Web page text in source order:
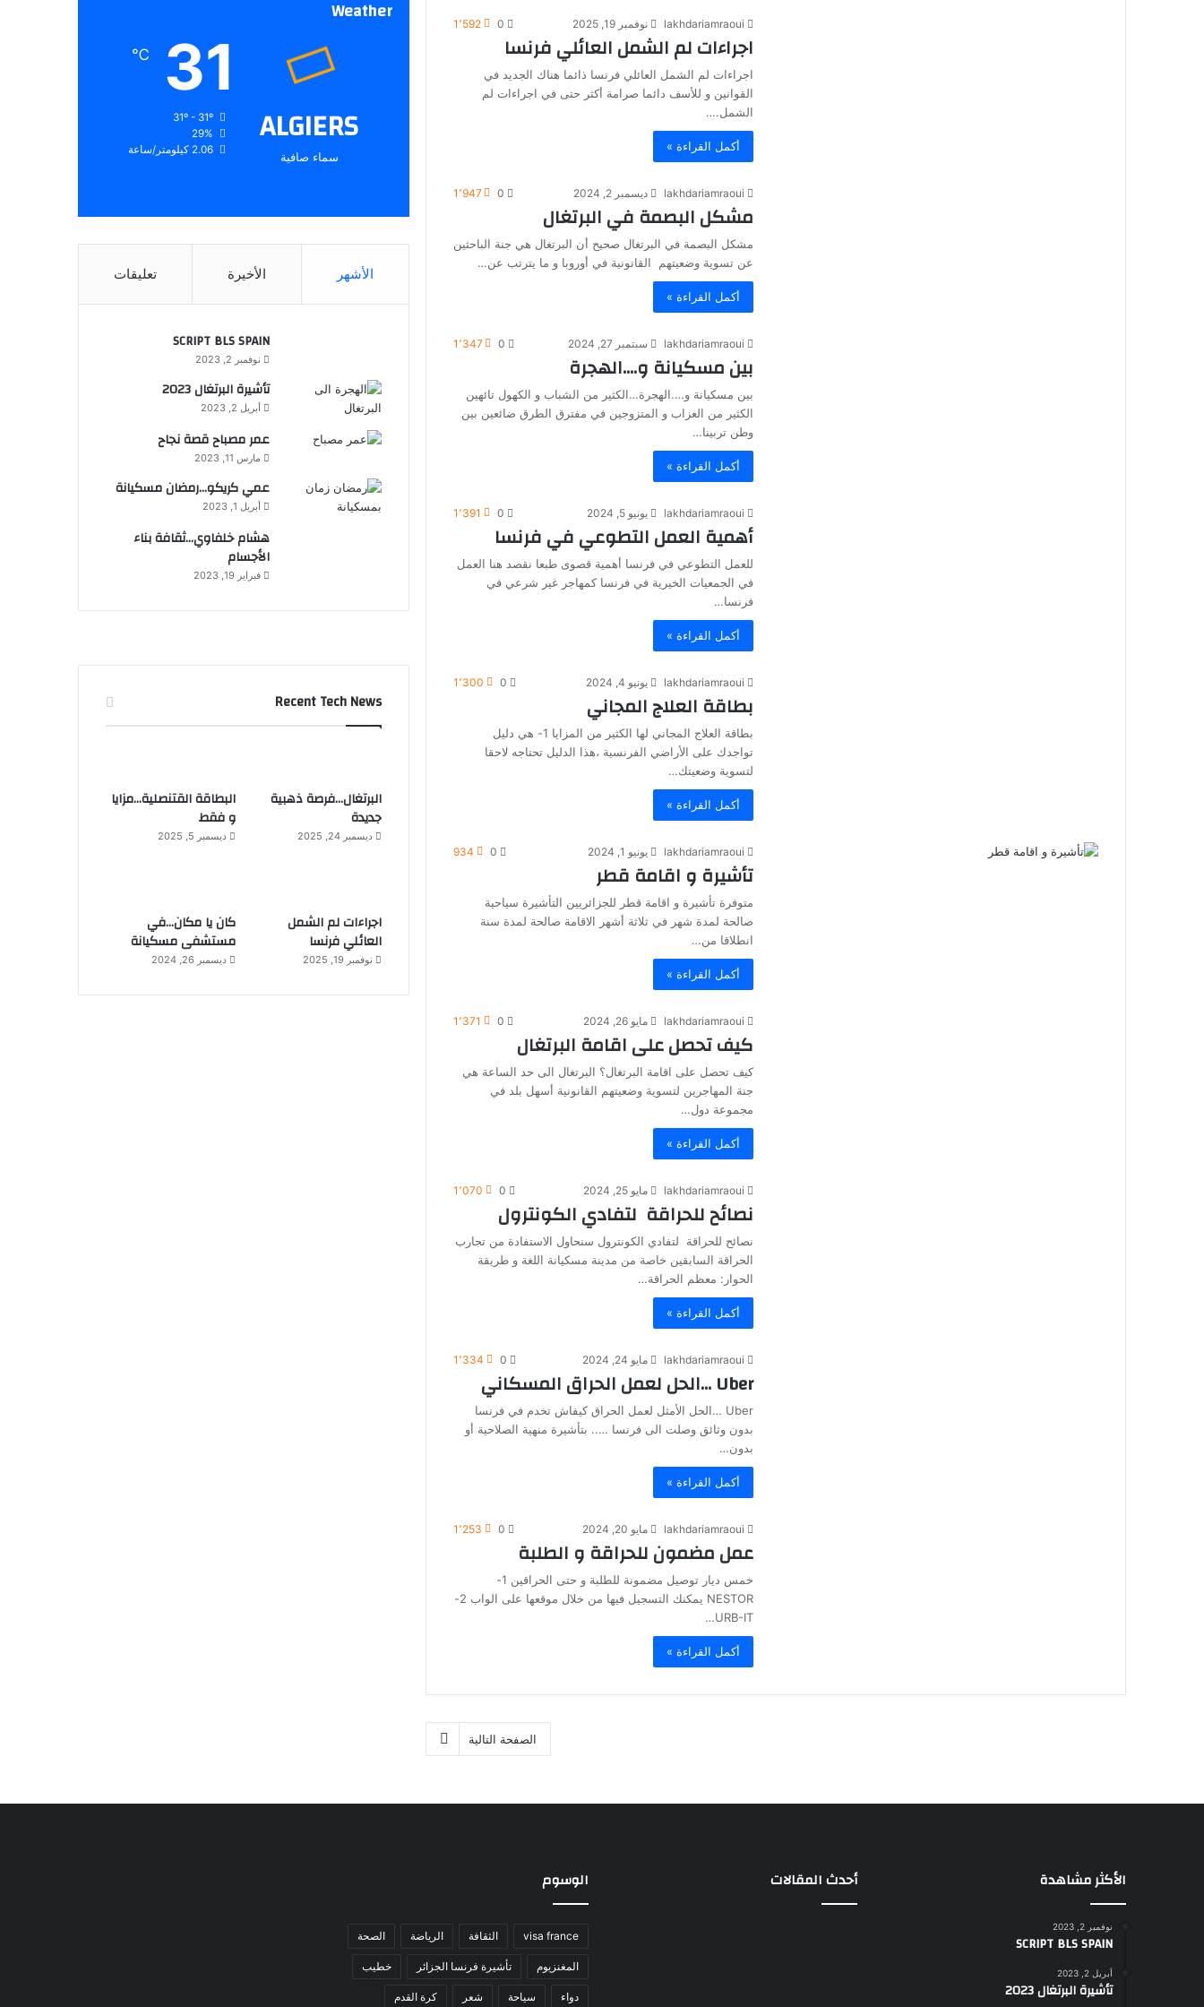
lakhdariamraoui نوفمبر 19, 2025 0 1٬592
اجراءات لم الشمل العائلي فرنسا
اجراءات لم الشمل العائلي فرنسا ذائما هناك الجديد في
القوانين و للأسف دائما صرامة أكثر حتى في اجراءات لم
الشمل.…
أكمل القراءة »
lakhdariamraoui ديسمبر 2, 2024 0 1٬947
مشكل البصمة في البرتغال
مشكل البصمة في البرتغال صحيح أن البرتغال هي جنة الباحثين
عن تسوية وضعيتهم القانونية في أوروبا و ما يترتب عن…
أكمل القراءة »
lakhdariamraoui سبتمبر 27, 2024 0 1٬347
بين مسكيانة و….الهجرة
بين مسكيانة و….الهجرة…الكثير من الشباب و الكهول تائهين
الكثير من العزاب و المتزوجين في مفترق الطرق ضائعين بين
وطن تربينا…
أكمل القراءة »
lakhdariamraoui يونيو 5, 2024 0 1٬391
أهمية العمل التطوعي في فرنسا
للعمل التطوعي في فرنسا أهمية قصوى طبعا نقصد هنا العمل
في الجمعيات الخيرية في فرنسا كمهاجر غير شرعي في
فرنسا…
أكمل القراءة »
lakhdariamraoui يونيو 4, 2024 0 1٬300
بطاقة العلاج المجاني
بطاقة العلاج المجاني لها الكثير من المزايا 1- هي دليل
تواجدك على الأراضي الفرنسية ،هذا الدليل تحتاجه لاحقا
لتسوية وضعيتك…
أكمل القراءة »
lakhdariamraoui يونيو 1, 2024 0
934
تأشيرة و اقامة قطر
متوفرة تأشيرة و اقامة قطر للجزائريين التأشيرة سياحية
صالحة لمدة شهر في ثلاثة أشهر الاقامة صالحة لمدة سنة
انطلاقا من…
أكمل القراءة »
lakhdariamraoui مايو 26, 2024 0 1٬371
كيف تحصل على اقامة البرتغال
كيف تحصل على اقامة البرتغال؟ البرتغال الى حد الساعة هي
جنة المهاجرين لتسوية وضعيتهم القانونية أسهل بلد في
مجموعة دول…
أكمل القراءة »
lakhdariamraoui مايو 25, 2024 0 1٬070
نصائح للحراقة لتفادي الكونترول
نصائح للحراقة لتفادي الكونترول سنحاول الاستفادة من تجارب
الحراقة السابقين خاصة من مدينة مسكيانة اللغة و طريقة
الحوار: معظم الحراقة…
أكمل القراءة »
lakhdariamraoui مايو 24, 2024 0 1٬334
Uber …الحل لعمل الحراق المسكاني
Uber …الحل الأمثل لعمل الحراق كيفاش تخدم في فرنسا
بدون وثائق وصلت الى فرنسا ….. بتأشيرة منهية الصلاحية أو
بدون…
أكمل القراءة »
lakhdariamraoui مايو 20, 2024 0 1٬253
عمل مضمون للحراقة و الطلبة
خمس ديار توصيل مضمونة للطلبة و حتى الحراقين 1-
NESTOR يمكنك التسجيل فيها من خلال موقعها على الواب 2-
URB-IT…
أكمل القراءة »
الصفحة التالية
Weather
ALGIERS
سماء صافية
31
℃
29%
2.06 كيلومتر/ساعة
الأشهر الأخيرة تعليقات
SCRIPT BLS SPAIN
نوفمبر 2, 2023
تأشيرة البرتغال 2023
أبريل 2, 2023
عمر مصباح قصة نجاح
مارس 11, 2023
عمي كريكو…رمضان مسكيانة
أبريل 1, 2023
هشام خلفاوي…ثقافة بناء
الأجسام
فبراير 19, 2023
Recent Tech News
البرتغال…فرصة ذهبية
جديدة
ديسمبر 24, 2025
البطاقة القتنصلية…مزايا
و فقط
ديسمبر 5, 2025
اجراءات لم الشمل
العائلي فرنسا
نوفمبر 19, 2025
كان يا مكان…في
مستشفى مسكيانة
ديسمبر 26, 2024
الأكثر مشاهدة
نوفمبر 2, 2023
SCRIPT BLS SPAIN
أبريل 2, 2023
تأشيرة البرتغال 2023
أحدث المقالات الوسوم
visa france الثقافة الرياضة الصحة
المغنزيوم تأشيرة فرنسا الجزائر خطيب
دواء سياحة شعر كرة القدم